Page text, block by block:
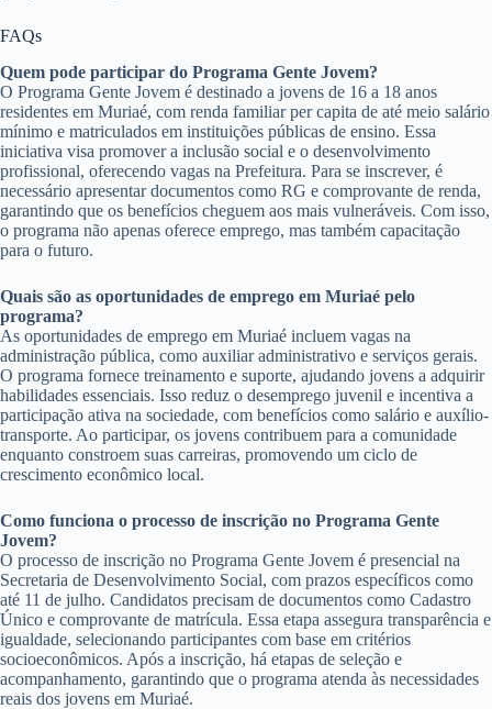
FAQs
Quem pode participar do Programa Gente Jovem?
O Programa Gente Jovem é destinado a jovens de 16 a 18 anos
residentes em Muriaé, com renda familiar per capita de até meio salário
mínimo e matriculados em instituições públicas de ensino. Essa
iniciativa visa promover a inclusão social e o desenvolvimento
profissional, oferecendo vagas na Prefeitura. Para se inscrever, é
necessário apresentar documentos como RG e comprovante de renda,
garantindo que os benefícios cheguem aos mais vulneráveis. Com isso,
o programa não apenas oferece emprego, mas também capacitação
para o futuro.
Quais são as oportunidades de emprego em Muriaé pelo
programa?
As oportunidades de emprego em Muriaé incluem vagas na
administração pública, como auxiliar administrativo e serviços gerais.
O programa fornece treinamento e suporte, ajudando jovens a adquirir
habilidades essenciais. Isso reduz o desemprego juvenil e incentiva a
participação ativa na sociedade, com benefícios como salário e auxílio-
transporte. Ao participar, os jovens contribuem para a comunidade
enquanto constroem suas carreiras, promovendo um ciclo de
crescimento econômico local.
Como funciona o processo de inscrição no Programa Gente
Jovem?
O processo de inscrição no Programa Gente Jovem é presencial na
Secretaria de Desenvolvimento Social, com prazos específicos como
até 11 de julho. Candidatos precisam de documentos como Cadastro
Único e comprovante de matrícula. Essa etapa assegura transparência e
igualdade, selecionando participantes com base em critérios
socioeconômicos. Após a inscrição, há etapas de seleção e
acompanhamento, garantindo que o programa atenda às necessidades
reais dos jovens em Muriaé.